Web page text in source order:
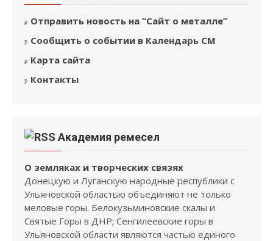
Отправить новость на “Сайт о металле”
Сообщить о событии в Календарь СМ
Карта сайта
Контакты
Академия ремесел
О земляках и творческих связях
Донецкую и Луганскую народные республики с
Ульяновской областью объединяют не только
меловые горы. Белокузьминовские скалы и
Святые Горы в ДНР; Сенгилеевские горы в
Ульяновской области являются частью единого